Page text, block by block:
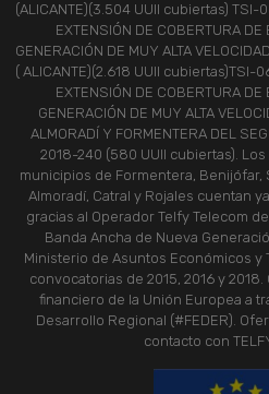
(ALICANTE)(3.504 UUII cubiertas) TSI-
EXTENSIÓN DE COBERTURA
GENERACIÓN DE MUY ALTA
( ALICANTE)(2.618 UUII cubiertas)TSI-
EXTENSIÓN DE COBERTURA
GENERACIÓN DE MUY ALTA
ALMORADÍ Y FORMENTERA DEL
2018-240 (580 UUII cubiertas).
municipios de Formentera, Benijófar,
Almoradí, Catral y Rojales cuentan
gracias al Operador Telfy Telecom
Banda Ancha de Nueva
Ministerio de Asuntos Económicos y
convocatorias de 2015, 2016 y
financiero de la Unión Europea a
Desarrollo Regional (#FEDER).
contacto con